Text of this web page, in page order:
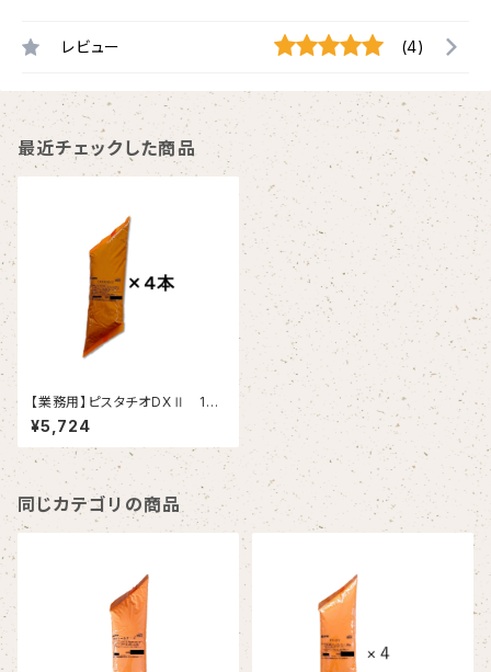
レビュー (4)
最近チェックした商品
【業務用】ピスタチオDXⅡ 1kg
×4
¥5,724
同じカテゴリの商品